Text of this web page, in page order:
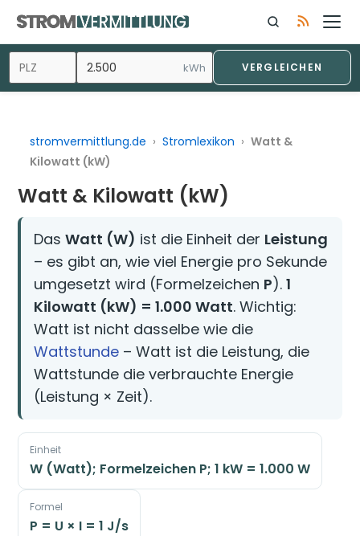
Inhalt
springen
kWh VERGLEICHEN
stromvermittlung.de › Stromlexikon › Watt &
Kilowatt (kW)
Watt & Kilowatt (kW)
DasWatt (W) ist die Einheit der Leistung
– es gibt an, wie viel Energie pro Sekunde
umgesetzt wird (Formelzeichen P).1
Kilowatt (kW) = 1.000 Watt. Wichtig:
Watt ist nicht dasselbe wie die
Wattstunde – Watt ist die Leistung, die
Wattstunde die verbrauchte Energie
(Leistung × Zeit).
Einheit
W (Watt); Formelzeichen P; 1 kW = 1.000 W
Formel
P = U × I = 1 J/s